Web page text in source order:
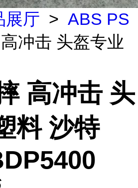
展厅 > ABS PS
冲击 头盔专业
高冲击 头
料 沙特